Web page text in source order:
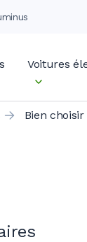
Voitures